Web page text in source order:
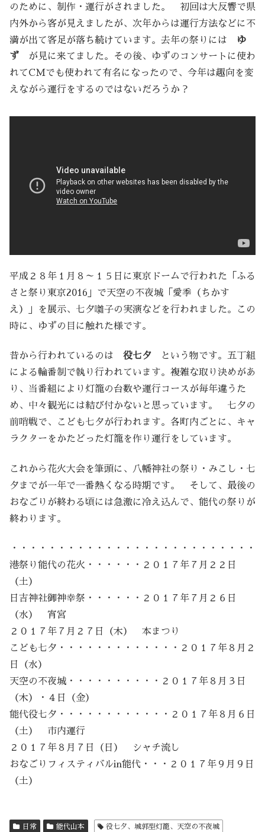
のために、制作・運行がされました。 初回は大反響で県
内外から客が見えましたが、次年からは運行方法などに不
満が出て客足が落ち続けています。去年の祭りには
ゆ
ず が見に来てました。その後、ゆずのコンサートに使わ
れてCMでも使われて有名になったので、今年は趣向を変
えながら運行をするのではないだろうか？
平成２８年１月８～１５日に東京ドームで行われた「ふる
さと祭り東京2016」で天空の不夜城「愛季（ちかす
え）」を展示、七夕囃子の実演などを行われました。この
時に、ゆずの目に触れた様です。
昔から行われているのは 役七夕 という物です。五丁組
による輪番制で執り行われています。複雑な取り決めがあ
り、当番組により灯籠の台数や運行コースが毎年違うた
め、中々観光には結び付かないと思っています。 七夕の
前哨戦で、こども七夕が行われます。各町内ごとに、キャ
ラクターをかたどった灯籠を作り運行をしています。
これから花火大会を筆頭に、八幡神社の祭り・みこし・七
夕までが一年で一番熱くなる時期です。 そして、最後の
おなごりが終わる頃には急激に冷え込んで、能代の祭りが
終わります。
・・・・・・・・・・・・・・・・・・・・・・・・・・
港祭り能代の花火・・・・・・２０１７年７月２２日
（土）
日吉神社御神幸祭・・・・・・２０１７年７月２６日
（水） 宵宮
２０１７年７月２７日（木） 本まつり
こども七夕・・・・・・・・・・・・・２０１７年８月２
日（水）
天空の不夜城・・・・・・・・・・２０１７年８月３日
（木）・４日（金）
能代役七夕・・・・・・・・・・・・２０１７年８月６日
（土） 市内運行
２０１７年８月７日（日） シャチ流し
おなごりフィスティバルin能代・・・２０１７年９月９日
（土）
日常 能代山本 役七夕、城郭型灯籠、天空の不夜城